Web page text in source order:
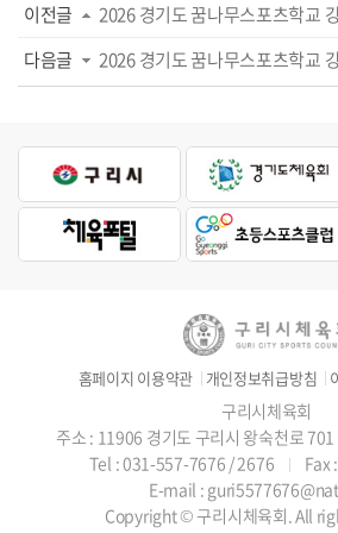
이전글
2026 경기도 꿈나무스포츠학교
다음글
홈페이지 이용약관 개인정보취급방침
구리시체육회
주소 : 11906 경기도 구리시 왕숙천로
Tel : 031-557-7676 / 2676
Fax
E-mail :
Copyright © 구리시체육회. All